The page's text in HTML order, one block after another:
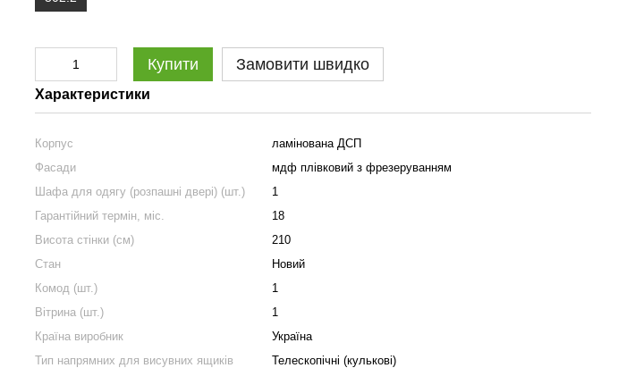
Купити Замовити швидко
Характеристики
Корпус
ламінована ДСП
Фасади
мдф плівковий з фрезеруванням
Шафа для одягу (розпашні двері) (шт.)
1
Гарантійний термін, міс.
18
Висота стінки (см)
210
Стан
Новий
Комод (шт.)
1
Вітрина (шт.)
1
Країна виробник
Україна
Тип напрямних для висувних ящиків
Телескопічні (кулькові)